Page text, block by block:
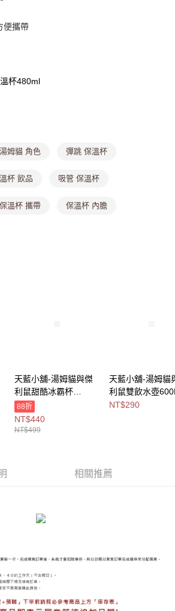
，台灣大哥大用戶可立即使用無須另外申請。
分期」，訂單成立後會自動跳轉到大哥付的交易
擇欲分期的期數、繳款截止日，確認付款後即完
過狀況，表示未達大哥付你分期系統評分，恕無
，可選擇「超商條碼／台灣大直營門市／銀行轉
務購買商品或服務，並由商店將買賣／分期付款
址）提供予台灣大哥大進項蒐集、處理及利用，
含以上)免運費
含以上)免運費
便攜帶
杯480ml
湯姆貓 角色 彈跳 保溫杯
杯 飲品 吸管 保溫杯
保溫杯 攜帶 保溫杯 內膽
天藍小舖-湯姆貓與傑
利鼠甜酷冰霸杯
750ML-共2
色-$499【A11115728
】
88折
NT$440
NT$499
天藍小舖-湯姆貓
利鼠雙飲水壺
共2
NT$290
相關推薦